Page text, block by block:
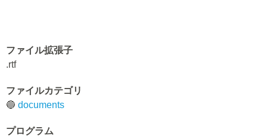
ファイル拡張子
.rtf
ファイルカテゴリ
🔵 documents
プログラム